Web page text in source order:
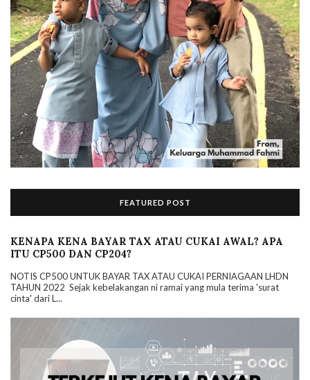
FEATURED POST
KENAPA KENA BAYAR TAX ATAU CUKAI AWAL? APA
ITU CP500 DAN CP204?
NOTIS CP500 UNTUK BAYAR TAX ATAU CUKAI PERNIAGAAN LHDN
TAHUN 2022 Sejak kebelakangan ni ramai yang mula terima 'surat
cinta' dari L...